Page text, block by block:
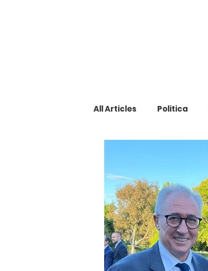
All Articles Politica